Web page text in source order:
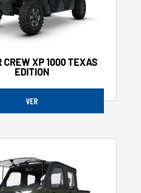
CREW XP 1000 TEXAS
EDITION
VER